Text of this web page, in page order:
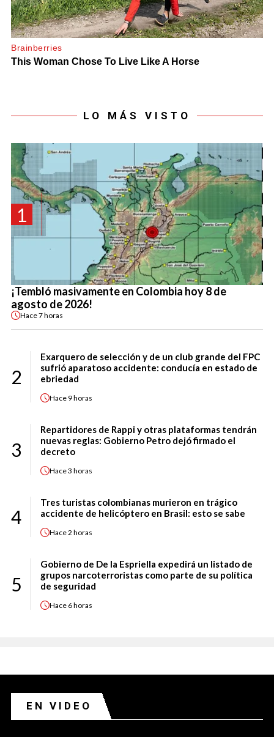
LO MÁS VISTO
1
¡Tembló masivamente en Colombia hoy 8 de
agosto de 2026!
Hace7 horas
2
Exarquero de selección y de un club grande del FPC
sufrió aparatoso accidente: conducía en estado de
ebriedad
Hace 9 horas
3
Repartidores de Rappi y otras plataformas tendrán
nuevas reglas: Gobierno Petro dejó firmado el
decreto
Hace3 horas
4
Tres turistas colombianas murieron en trágico
accidente de helicóptero en Brasil: esto se sabe
Hace2 horas
5
Gobierno de De la Espriella expedirá un listado de
grupos narcoterroristas como parte de su política
de seguridad
Hace 6 horas
EN VIDEO